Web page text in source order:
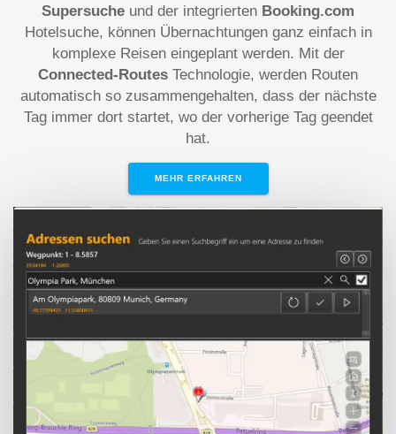
Supersuche und der integrierten Booking.com
Hotelsuche, können Übernachtungen ganz einfach in
komplexe Reisen eingeplant werden. Mit der
Connected-Routes Technologie, werden Routen
automatisch so zusammengehalten, dass der nächste
Tag immer dort startet, wo der vorherige Tag geendet
hat.
MEHR ERFAHREN